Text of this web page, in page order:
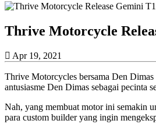
Thrive Motorcycle
Apr 19, 2021
Thrive Motorcycles bersama Den
antusiasme Den Dimas sebagai pecinta
Nah, yang membuat motor ini semakin
para custom builder yang ingin